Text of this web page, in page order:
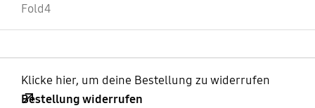
Fold4
Klicke hier, um deine Bestellung zu widerrufen
Bestellung widerrufen